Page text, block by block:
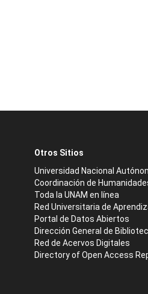
Otros Sitios
Universidad Nacional
Coordinación de
Toda la UNAM en línea
Red Universitaria de
Portal de Datos Abiertos
Dirección General de
Red de Acervos Digitales
Directory of Open Access